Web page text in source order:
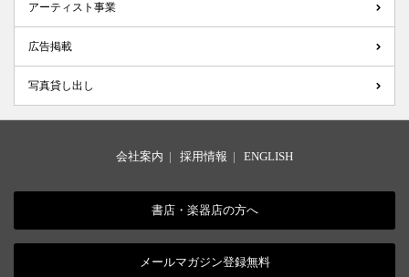
アーティスト事業
広告掲載
写真貸し出し
会社案内 | 採用情報 | ENGLISH
書店・楽器店の方へ
メールマガジン登録無料